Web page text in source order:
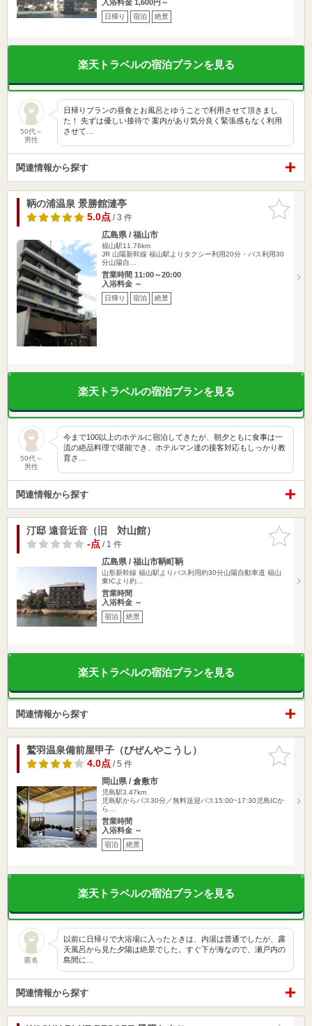
入浴料金 1,600円～
日帰り 宿泊 絶景
楽天トラベルの宿泊プランを見る
50代～
男性
日帰りプランの昼食とお風呂とゆうことで利用させて頂きまし
た！ 先ずは優しい接待で 案内があり気分良く緊張感もなく利用
させて…
関連情報から探す
お気に入
りに追加
鞆の浦温泉 景勝館漣亭
5.0点/ 3 件
広島県 / 福山市
福山駅11.76km
JR 山陽新幹線 福山駅よりタクシー利用20分・バス利用30
分山陽自…
営業時間 11:00～20:00
入浴料金 ～
日帰り 宿泊 絶景
楽天トラベルの宿泊プランを見る
50代～
男性
今まで100以上のホテルに宿泊してきたが、朝夕ともに食事は一
流の絶品料理で堪能でき、ホテルマン達の接客対応もしっかり教
育さ…
関連情報から探す
お気に入
りに追加
汀邸 遠音近音（旧 対山館）
-点/ 1 件
広島県 / 福山市鞆町鞆
山形新幹線 福山駅よりバス利用約30分山陽自動車道 福山
東ICより約…
営業時間
入浴料金 ～
宿泊 絶景
楽天トラベルの宿泊プランを見る
関連情報から探す
お気に入
りに追加
鷲羽温泉備前屋甲子（びぜんやこうし）
4.0点/ 5 件
岡山県 / 倉敷市
児島駅3.47km
児島駅からバス30分／無料送迎バス15:00~17:30児島ICか
ら…
営業時間
入浴料金 ～
宿泊 絶景
楽天トラベルの宿泊プランを見る
匿名
以前に日帰りで大浴場に入ったときは、内湯は普通でしたが、露
天風呂から見た夕陽は絶景でした。すぐ下が海なので、瀬戸内の
島間に…
関連情報から探す